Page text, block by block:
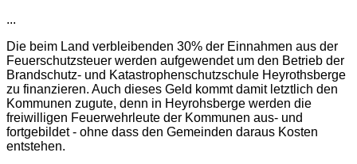
...
Die beim Land verbleibenden 30% der Einnahmen aus der
Feuerschutzsteuer werden aufgewendet um den Betrieb der
Brandschutz- und Katastrophenschutzschule Heyrothsberge
zu finanzieren. Auch dieses Geld kommt damit letztlich den
Kommunen zugute, denn in Heyrohsberge werden die
freiwilligen Feuerwehrleute der Kommunen aus- und
fortgebildet - ohne dass den Gemeinden daraus Kosten
entstehen.